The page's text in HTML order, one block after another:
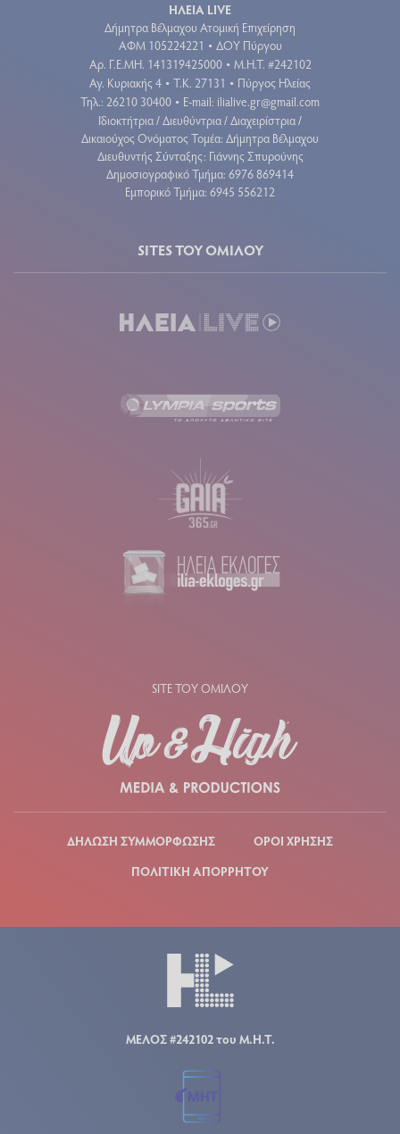
ΗΛΕΙΑ LIVE
Δήμητρα Βέλμαχου Ατομική Επιχείρηση
ΑΦΜ 105224221 • ΔΟΥ Πύργου
Aρ. Γ.Ε.ΜΗ. 141319425000 • Μ.Η.Τ. #242102
Αγ. Κυριακής 4 • Τ.Κ. 27131 • Πύργος Ηλείας
Τηλ.: 26210 30400 • E-mail: ilialive.gr@gmail.com
Ιδιοκτήτρια / Διευθύντρια / Διαχειρίστρια /
Δικαιούχος Ονόματος Τομέα: Δήμητρα Βέλμαχου
Διευθυντής Σύνταξης: Γιάννης Σπυρούνης
Δημοσιογραφικό Τμήμα: 6976 869414
Εμπορικό Τμήμα: 6945 556212
SITES ΤΟΥ ΟΜΙΛΟΥ
SITE ΤΟΥ ΟΜΙΛΟΥ
ΔΗΛΩΣΗ ΣΥΜΜΟΡΦΩΣΗΣ
ΟΡΟΙ ΧΡΗΣΗΣ
ΠΟΛΙΤΙΚΗ ΑΠΟΡΡΗΤΟΥ
ΜΕΛΟΣ #242102 του Μ.Η.Τ.